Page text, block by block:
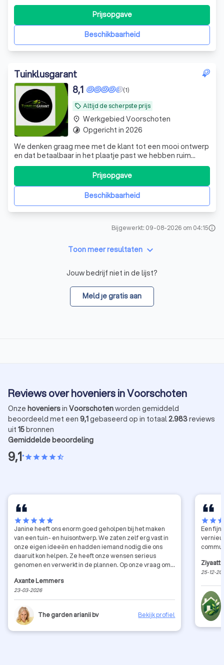
Beschikbaarheid
Prijsopgave
Tuinklusgarant
local_offer Altijd de scherpste prijs
(1)
8,1
We denken graag mee met de klant tot een mooi ontwerp
en dat betaalbaar in het plaatje past we hebben ruim
ervaring in het ontwerpen en aanleggen van een tuin we
doen echt alles wat met het aanleggen van een tuin te
maken heeft
Beschikbaarheid
Prijsopgave
place Werkgebied Voorschoten
timelapse Opgericht in 2026
Bijgewerkt: 09-08-2026 om 04:15info
Toon meer resultaten keyboard_arrow_down
Jouw bedrijf niet in de lijst?
Meld je gratis aan
Reviews over hoveniers in Voorschoten
Onze hoveniersin Voorschotenworden gemiddeld
beoordeeld met een 9,1gebaseerd op in totaal2.983reviews
uit 15bronnen
Gemiddelde beoordeling
9,1•starstarstarstarstar_half
starstarstarstarstar
Janine heeft ons enorm goed geholpen bij het maken
van een tuin- en huisontwerp. We zaten zelf erg vast in
onze eigen ideeën en hadden iemand nodig die ons
daaruit kon helpen. Ze heeft onze wensen serieus
genomen en verwerkt in de plannen. Op onze vraag om
box' denkt, heeft ze echt geleverd! Janine verwerkt de
feedback direct in een volgend ontwerp en ze reageert
snel (sneller dan wij terug reageerden). Ze helpt ook bij
het uitzoeken waar je bepaalde spullen en beplanting
kan kopen. Zeker een aanrader!
Axante Lemmers
23-03-2026
The garden arianii bv Bekijk profiel
starstar
Een
25-12-